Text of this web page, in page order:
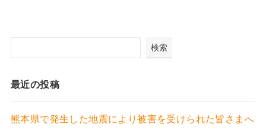
検索
最近の投稿
熊本県で発生した地震により被害を受けられた皆さまへ